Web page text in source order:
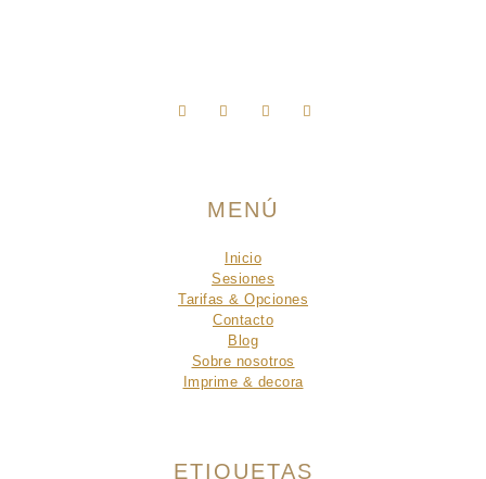
MENÚ
Inicio
Sesiones
Tarifas & Opciones
Contacto
Blog
Sobre nosotros
Imprime & decora
ETIQUETAS